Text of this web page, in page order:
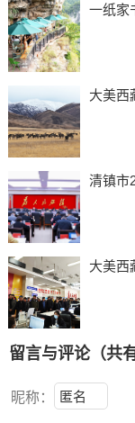
一纸家
大美西
清镇市
大美西
留言与评论（共
昵称：